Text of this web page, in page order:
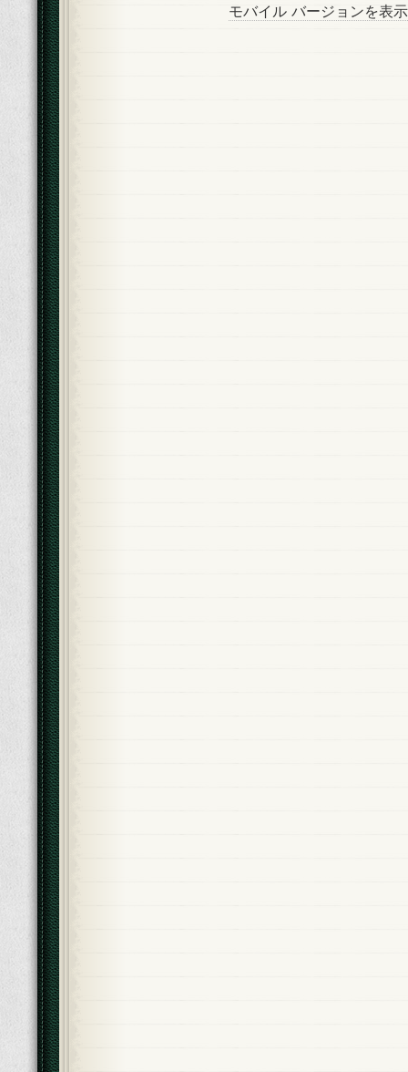
モバイル バージョンを表示